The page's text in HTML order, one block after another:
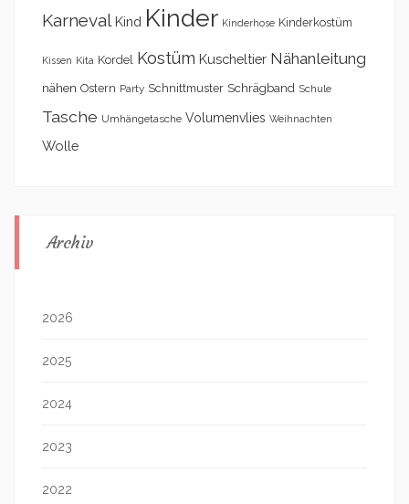
Karneval Kind Kinder Kinderhose Kinderkostüm
Kissen Kita Kordel Kostüm Kuscheltier Nähanleitung
nähen Ostern Party Schnittmuster Schrägband Schule
Tasche Umhängetasche Volumenvlies Weihnachten
Wolle
Archiv
2026
2025
2024
2023
2022